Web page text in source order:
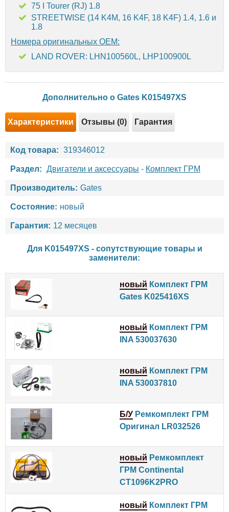
75 I Tourer (RJ) 1.8
STREETWISE (14 K4M, 16 K4F, 18 K4F) 1.4, 1.6 и
1.8
Номера оригинальных OEM:
LAND ROVER: LHN100560L, LHP100900L
Дополнительно о Gates K015497XS
Характеристики Отзывы (0) Гарантия
Код товара: 319346012
Раздел: Двигатели и аксессуары - Комплект ГРМ
Производитель: Gates
Состояние: новый
Гарантия: 12 месяцев
Для K015497XS - сопутствующие товары и
заменители:
новый Комплект ГРМ
Gates K025416XS
новый Комплект ГРМ
INA 530037630
новый Комплект ГРМ
INA 530037810
Б/У Ремкомплект ГРМ
Оригинал LR032526
новый Ремкомплект
ГРМ Continental
CT1096K2PRO
новый Комплект ГРМ